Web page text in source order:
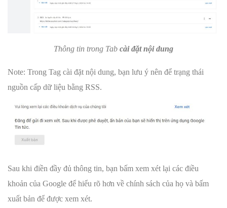
Thông tin trong Tab cài đặt nội dung
Note: Trong Tag cài đặt nội dung, bạn lưu ý nên để trạng thái
nguồn cấp dữ liệu bằng RSS.
Sau khi điền đầy đủ thông tin, bạn bấm xem xét lại các điều
khoản của Google để hiểu rõ hơn về chính sách của họ và bấm
xuất bản để được xem xét.